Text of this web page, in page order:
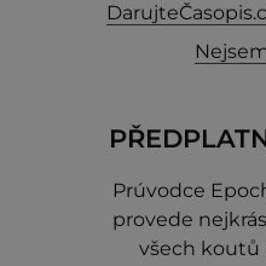
Prúvodce
provede
všech koutů